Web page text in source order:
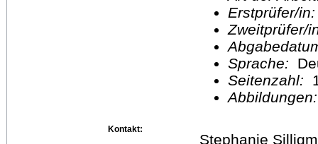
Erstprüfer/
Sprache:
Seitenzahl:
Kontakt:
Stephanie